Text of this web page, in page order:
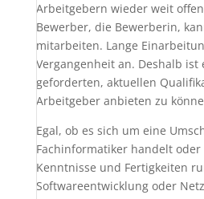
Arbeitgebern wieder weit
Bewerber, die Bewerberin,
mitarbeiten. Lange
Vergangenheit an. Deshalb
geforderten, aktuellen
Arbeitgeber anbieten zu
Egal, ob es sich um eine
Fachinformatiker handelt oder
Kenntnisse und Fertigkeiten
Softwareentwicklung oder